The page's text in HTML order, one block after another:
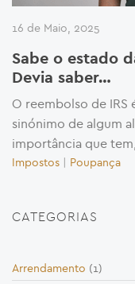
16 de Maio, 2025
Sabe o estado
Devia saber…
O reembolso de IRS
sinónimo de algum
importância que
Impostos | Poupança
CATEGORIAS
Arrendamento (1)